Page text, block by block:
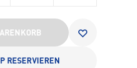
RESERVIEREN